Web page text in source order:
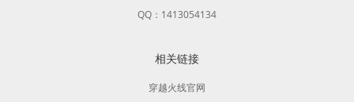
QQ：1413054134
相关链接
穿越火线官网